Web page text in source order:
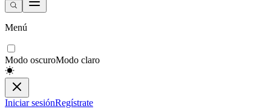
Menú
Modo oscuroModo claro
Iniciar sesiónRegístrate